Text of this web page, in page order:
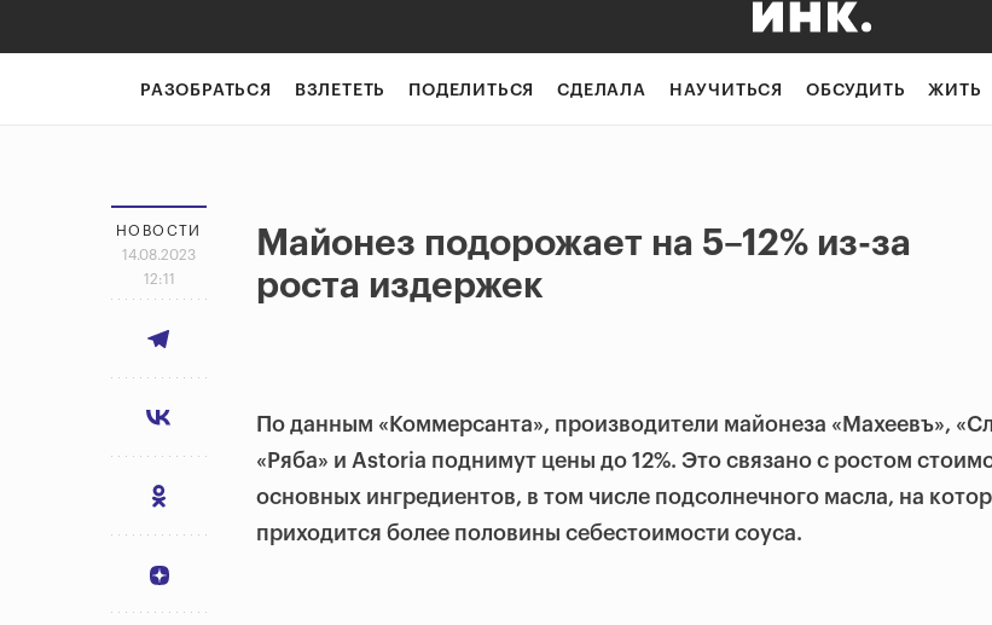
РАЗОБРАТЬСЯ ВЗЛЕТЕТЬ ПОДЕЛИТЬСЯ СДЕЛАЛА НАУЧИТЬСЯ ОБСУДИТЬ ЖИТЬ
НОВОСТИ
14.08.2023
12:11
Майонез подорожает на 5–12% из-за
роста издержек
По данным «Коммерсанта», производители майонеза «Махеевъ»,
«Ряба» и Astoria поднимут цены до 12%. Это связано с ростом
основных ингредиентов, в том числе подсолнечного масла, на
приходится более половины себестоимости соуса.